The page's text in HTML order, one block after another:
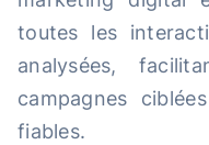
toutes les
analysées,
campagnes
fiables.